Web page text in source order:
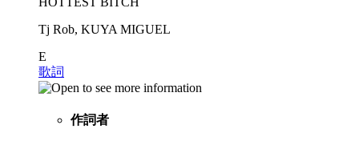
Tj Rob, KUYA MIGUEL
E
歌詞
作詞者